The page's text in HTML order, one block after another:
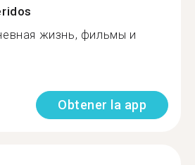
жизнь, фильмы и
Obtener la app